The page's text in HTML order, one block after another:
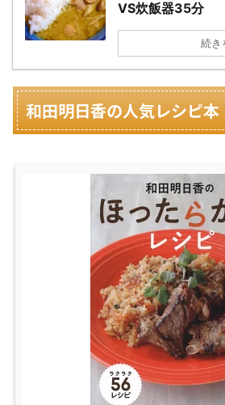
VS炊飯器35分
続き
和田明日香の人気レシピ本